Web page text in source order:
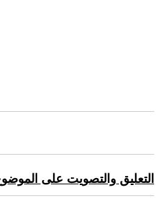
التعليق والتصويت على